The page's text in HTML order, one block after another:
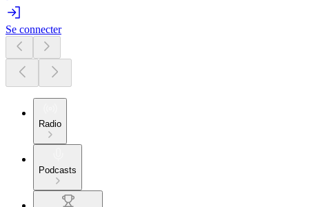
Se connecter
Radio
Podcasts